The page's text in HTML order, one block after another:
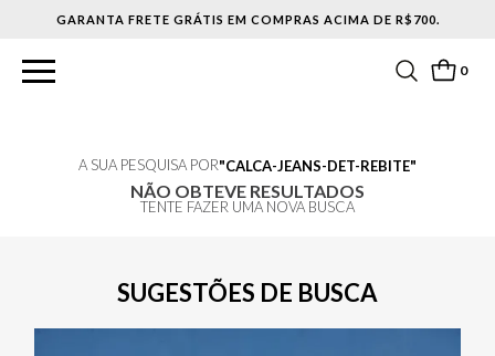
GARANTA FRETE GRÁTIS EM COMPRAS ACIMA DE R$700.
0
A SUA PESQUISA POR CALCA-JEANS-DET-REBITE
NÃO OBTEVE RESULTADOS
TENTE FAZER UMA NOVA BUSCA
SUGESTÕES DE BUSCA